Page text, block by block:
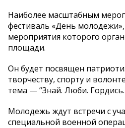
Наиболее масштабным
фестиваль «День
мероприятия которого
площади.
Он будет посвящен
творчеству, спорту и
тема — “Знай. Люби.
Молодежь ждут встречи с
специальной военной